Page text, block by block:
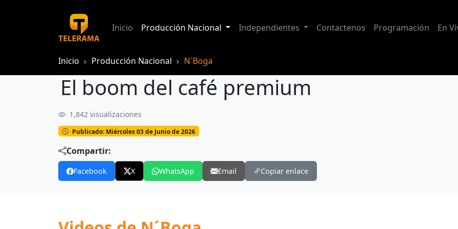
Inicio Producción Nacional Independientes Contactenos Programación En
Inicio Producción Nacional N´Boga
El boom del café premium
El boom del café premium
1,842 visualizaciones
Publicado: Miércoles 03 de Junio de 2026
Compartir:
Facebook X WhatsApp Email Copiar enlace